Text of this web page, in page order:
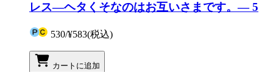
レス―ヘタくそなのはお互いさまです。― 5
530/¥583(税込)
カートに追加